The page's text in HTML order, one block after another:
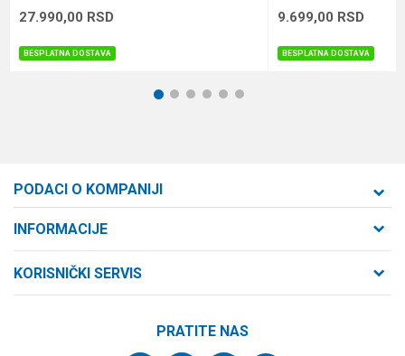
27.990,00 RSD
BESPLATNA DOSTAVA
9.699,00 RSD
BESPLATNA DOSTAVA
1 2 3 4 5 6
PODACI O KOMPANIJI
Cara Dušana 47
INFORMACIJE
KORISNIČKI SERVIS
PRATITE NAS